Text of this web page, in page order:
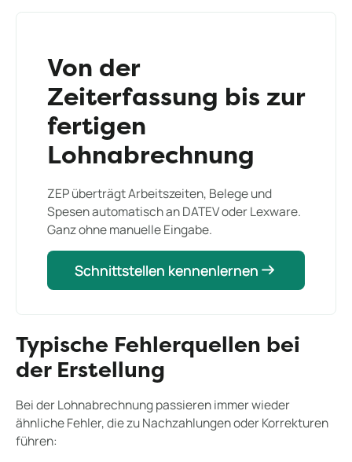
Von der
Zeiterfassung bis zur
fertigen
Lohnabrechnung
ZEP überträgt Arbeitszeiten, Belege und
Spesen automatisch an DATEV oder Lexware.
Ganz ohne manuelle Eingabe.
Schnittstellen kennenlernen
Schnittstellen kennenlernen
Typische Fehlerquellen bei
der Erstellung
Bei der Lohnabrechnung passieren immer wieder
ähnliche Fehler, die zu Nachzahlungen oder Korrekturen
führen: